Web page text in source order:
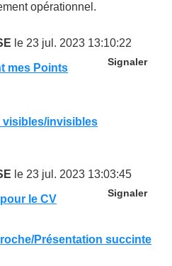
opérationnel.
le 23 jul. 2023 13:10:22
Signaler
mes Points
visibles/invisibles
le 23 jul. 2023 13:03:45
Signaler
le CV
Présentation succinte